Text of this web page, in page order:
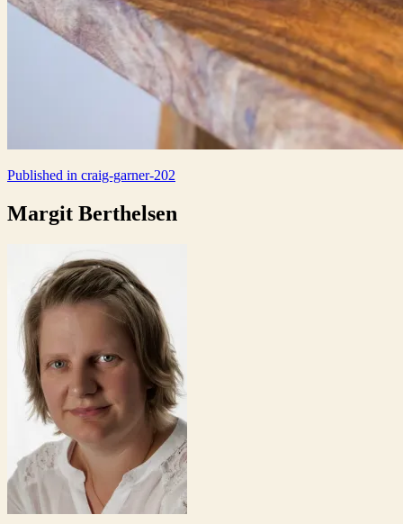
Indlægsnavigation
Published in craig-garner-202
Margit Berthelsen